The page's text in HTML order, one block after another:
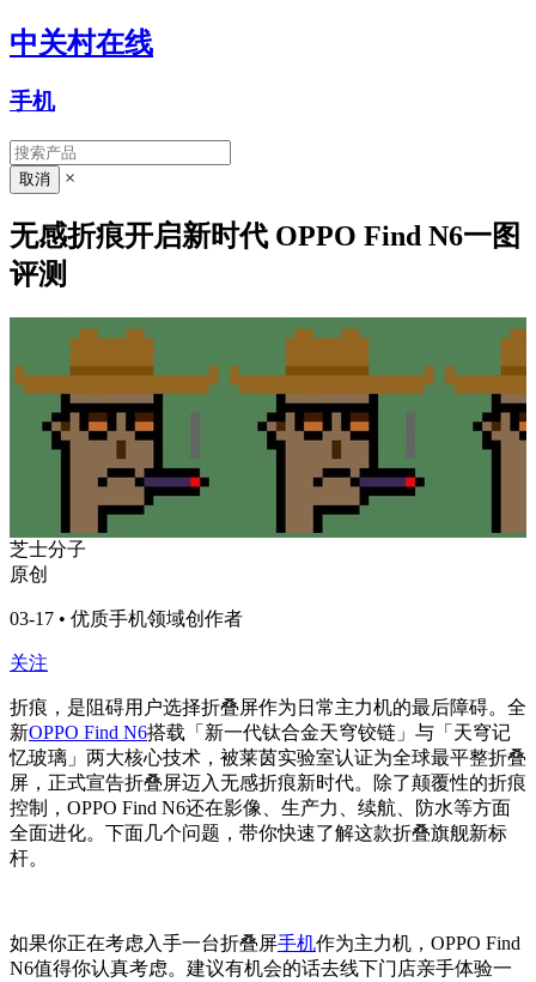
中关村在线
手机
×
无感折痕开启新时代 OPPO Find N6一图
评测
芝士分子
原创
03-17 • 优质手机领域创作者
关注
折痕，是阻碍用户选择折叠屏作为日常主力机的最后障碍。全
新OPPO Find N6搭载「新一代钛合金天穹铰链」与「天穹记
忆玻璃」两大核心技术，被莱茵实验室认证为全球最平整折叠
屏，正式宣告折叠屏迈入无感折痕新时代。除了颠覆性的折痕
控制，OPPO Find N6还在影像、生产力、续航、防水等方面
全面进化。下面几个问题，带你快速了解这款折叠旗舰新标
杆。
如果你正在考虑入手一台折叠屏手机作为主力机，OPPO Find
N6值得你认真考虑。建议有机会的话去线下门店亲手体验一